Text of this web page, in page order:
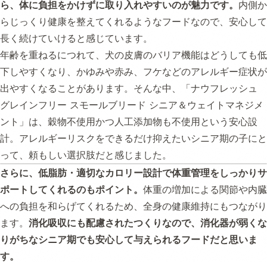
ら、体に負担をかけずに取り入れやすいのが魅力です。 内側か
らじっくり健康を整えてくれるようなフードなので、安心して
長く続けていけると感じています。
年齢を重ねるにつれて、犬の皮膚のバリア機能はどうしても低
下しやすくなり、かゆみや赤み、フケなどのアレルギー症状が
出やすくなることがあります。そんな中、「ナウフレッシュ
グレインフリー スモールブリード シニア＆ウェイトマネジメ
ント」は、穀物不使用かつ人工添加物も不使用という安心設
計。アレルギーリスクをできるだけ抑えたいシニア期の子にと
って、頼もしい選択肢だと感じました。
さらに、低脂肪・適切なカロリー設計で体重管理をしっかりサ
ポートしてくれるのもポイント。 体重の増加による関節や内臓
への負担を和らげてくれるため、全身の健康維持にもつながり
ます。 消化吸収にも配慮されたつくりなので、消化器が弱くな
りがちなシニア期でも安心して与えられるフードだと思いま
す。